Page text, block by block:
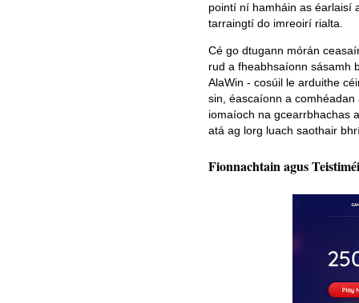
pointí ní hamháin as éarlaisí
tarraingtí do imreoirí rialta.
Cé go dtugann mórán
rud a fheabhsaíonn sásamh
AlaWin - cosúil le arduithe
sin, éascaíonn a
iomaíoch na gcearrbhachas
atá ag lorg luach saothair
Fionnachtain agus